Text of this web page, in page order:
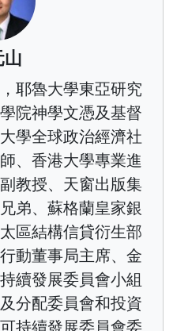
山
耶魯大學東亞研究
院神學文憑及基督
學全球政治經濟社
、香港大學專業進
教授、天窗出版集
弟、蘇格蘭皇家銀
區結構信貸衍生部
動董事局主席、金
續發展委員會小組
分配委員會和投資
持續發展委員會委